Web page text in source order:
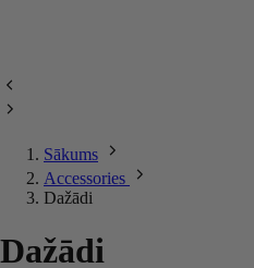
Sākums
Accessories
Dažādi
Dažādi